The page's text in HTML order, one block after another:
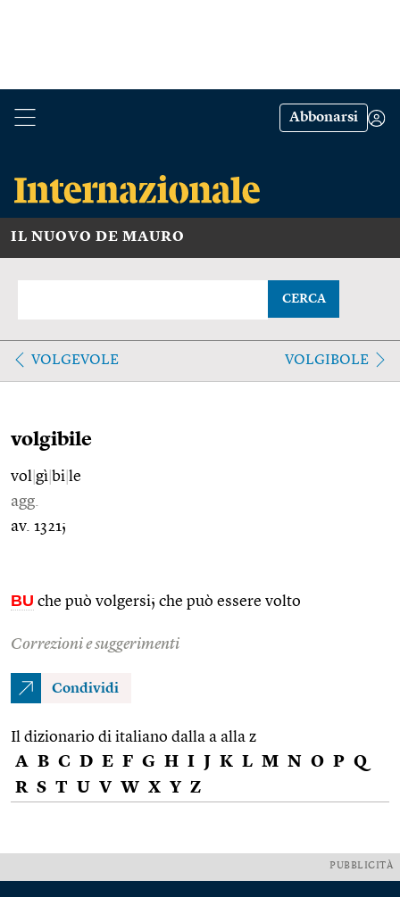
Abbonarsi
IL NUOVO DE MAURO
CERCA
VOLGEVOLE VOLGIBOLE
volgibile
vol gì bi le
agg.
av. 1321;
BU che può volgersi; che può essere volto
Correzioni e suggerimenti
Condividi
Il dizionario di italiano dalla a alla z
A B C D E F G H I J K L M N O P Q
R S T U V W X Y Z
PUBBLICITÀ